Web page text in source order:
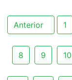
Anterior 1
8 9 10